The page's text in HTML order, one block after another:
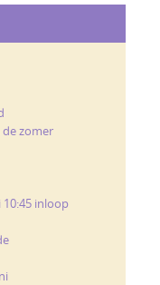
zomer
10:45 inloop